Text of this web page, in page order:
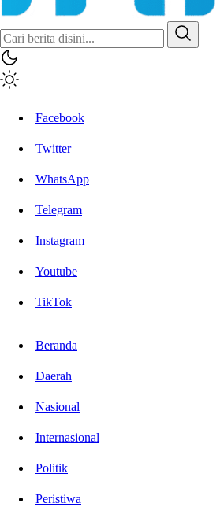
Inisiatif.co
Stay Connected Stay Informed
Facebook
Twitter
WhatsApp
Telegram
Instagram
Youtube
TikTok
Beranda
Daerah
Nasional
Internasional
Politik
Peristiwa